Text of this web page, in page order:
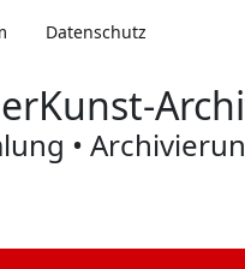
Datenschutz
•